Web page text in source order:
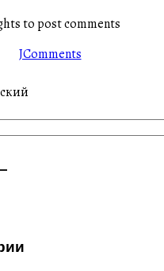
to post comments
JComments